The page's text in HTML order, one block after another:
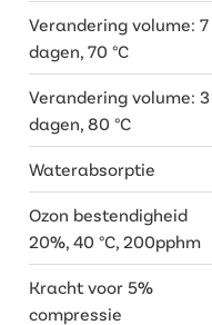
Verandering volume: 7
dagen, 70 °C
Verandering volume: 3
dagen, 80 °C
Waterabsorptie
Ozon bestendigheid
20%, 40 °C, 200pphm
Kracht voor 5%
compressie